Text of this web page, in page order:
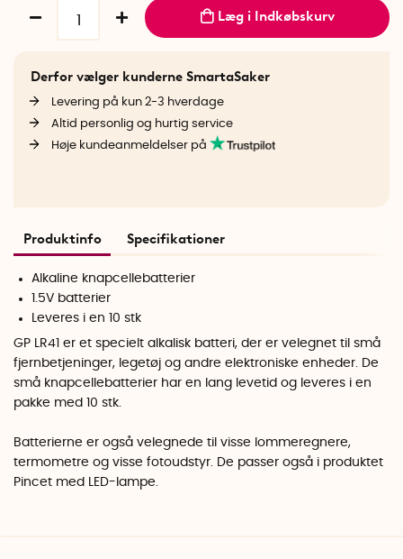
Læg i Indkøbskurv
Derfor vælger kunderne SmartaSaker
Levering på kun 2-3 hverdage
Altid personlig og hurtig service
Høje kundeanmeldelser på
Produktinfo Specifikationer
Alkaline knapcellebatterier
1.5V batterier
Leveres i en 10 stk
GP LR41 er et specielt alkalisk batteri, der er velegnet til små
fjernbetjeninger, legetøj og andre elektroniske enheder. De
små knapcellebatterier har en lang levetid og leveres i en
pakke med 10 stk.
Batterierne er også velegnede til visse lommeregnere,
termometre og visse fotoudstyr. De passer også i produktet
Pincet med LED-lampe.